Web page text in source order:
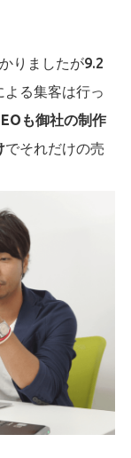
りましたが9.2
る集客は行っ
も御社の制作
でそれだけの売